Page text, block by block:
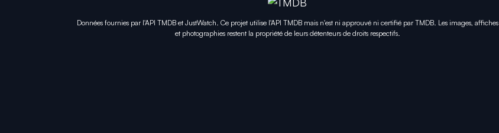
Données fournies par l'API TMDB et JustWatch. Ce projet utilise l'API TMDB mais n'est ni approuvé ni certifié par TMDB. Les images, affiches
et photographies restent la propriété de leurs détenteurs de droits respectifs.